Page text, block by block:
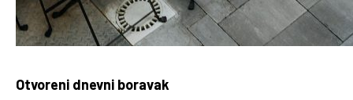
Otvoreni dnevni boravak